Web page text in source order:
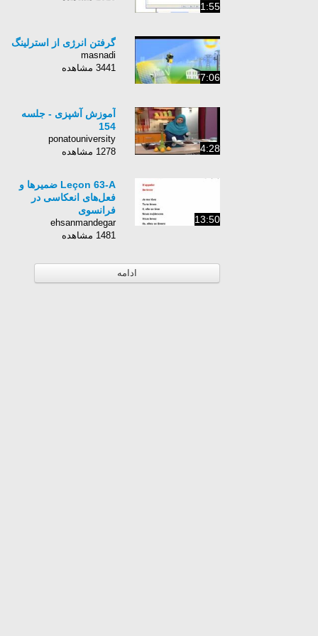
1:55
7:06
گرفتن انرژی از استرلینگ
masnadi
3441 مشاهده
4:28
آموزش آشپزی - جلسه
154
ponatouniversity
1278 مشاهده
13:50
Leçon 63-A ضمیرها و
فعل‌های انعکاسی در
فرانسوی
ehsanmandegar
1481 مشاهده
ادامه